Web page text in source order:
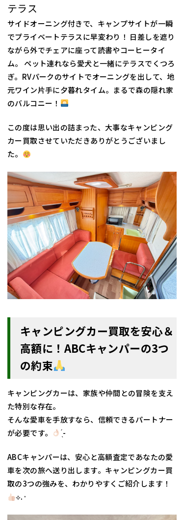
テラス
サイドオーニング付きで、キャンプサイトが一瞬
でプライベートテラスに早変わり！ 日差しを遮り
ながら外でチェアに座って読書やコーヒータイ
ム。 ペット連れなら愛犬と一緒にテラスでくつろ
ぎ。RVパークのサイトでオーニングを出して、地
元ワイン片手に夕暮れタイム。まるで森の隠れ家
のバルコニー！
この度は思い出の詰まった、大事なキャンピング
カー買取させていただきありがとうございまし
た。
キャンピングカー買取を安心＆
高額に！ABCキャンパーの3つ
の約束
キャンピングカーは、家族や仲間との冒険を支え
た特別な存在。
そんな愛車を手放すなら、信頼できるパートナー
が必要です。
̖́-︎
ABCキャンパーは、安心と高額査定であなたの愛
車を次の旅へ送り出します。キャンピングカー買
取の3つの強みを、わかりやすくご紹介します！
⟡.·